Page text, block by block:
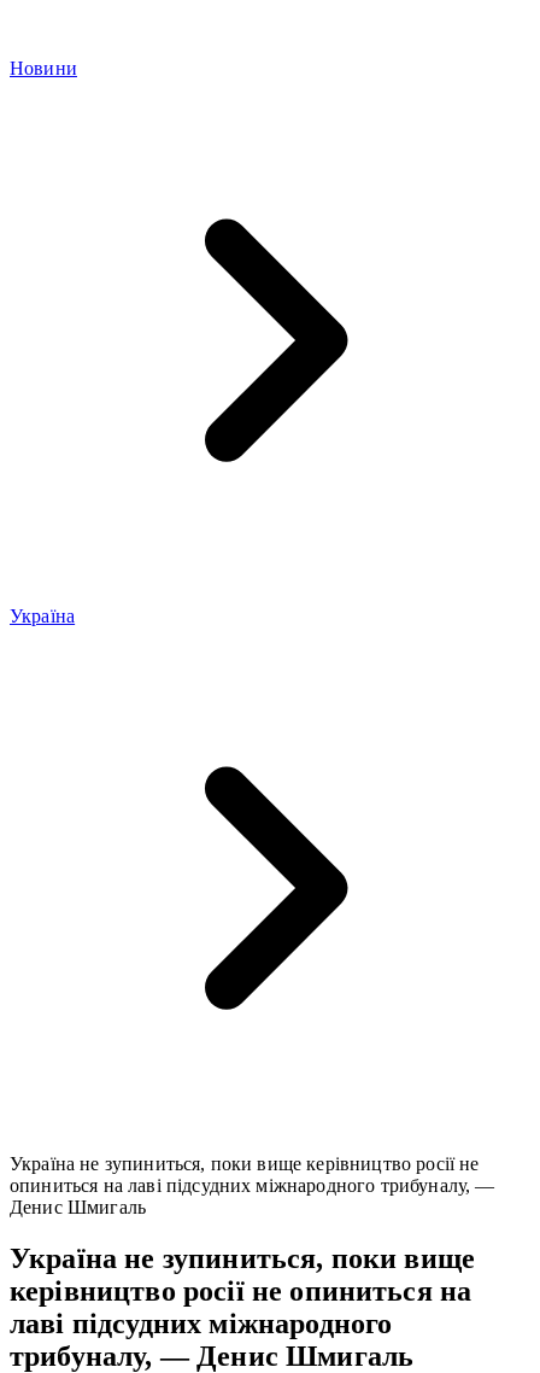
Новини
Україна
Україна не зупиниться, поки вище керівництво росії не
опиниться на лаві підсудних міжнародного трибуналу, —
Денис Шмигаль
Україна не зупиниться, поки вище
керівництво росії не опиниться на
лаві підсудних міжнародного
трибуналу, — Денис Шмигаль